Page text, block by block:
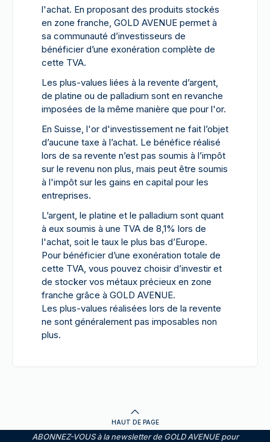
l'achat. En proposant des produits stockés
en zone franche, GOLD AVENUE permet à
sa communauté d’investisseurs de
bénéficier d’une exonération complète de
cette TVA.
Les plus-values liées à la revente d’argent,
de platine ou de palladium sont en revanche
imposées de la même manière que pour l'or.
En Suisse, l'or d'investissement ne fait l’objet
d’aucune taxe à l’achat. Le bénéfice réalisé
lors de sa revente n’est pas soumis à l’impôt
sur le revenu non plus, mais peut être soumis
à l'impôt sur les gains en capital pour les
entreprises.
L’argent, le platine et le palladium sont quant
à eux soumis à une TVA de 8,1% lors de
l'achat, soit le taux le plus bas d’Europe.
Pour bénéficier d’une exonération totale de
cette TVA, vous pouvez choisir d’investir et
de stocker vos métaux précieux en zone
franche grâce à GOLD AVENUE.
Les plus-values réalisées lors de la revente
ne sont généralement pas imposables non
plus.
HAUT DE PAGE
ABONNEZ-VOUS à la newsletter de GOLD AVENUE pour